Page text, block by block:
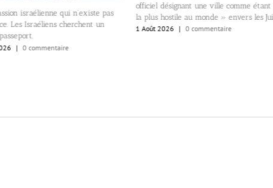
israélienne qui n’existe pas
Les Israéliens cherchent un
| 0 commentaire
officiel désignant une ville comme
la plus hostile au monde » envers les
1 Août 2026 | 0 commentaire